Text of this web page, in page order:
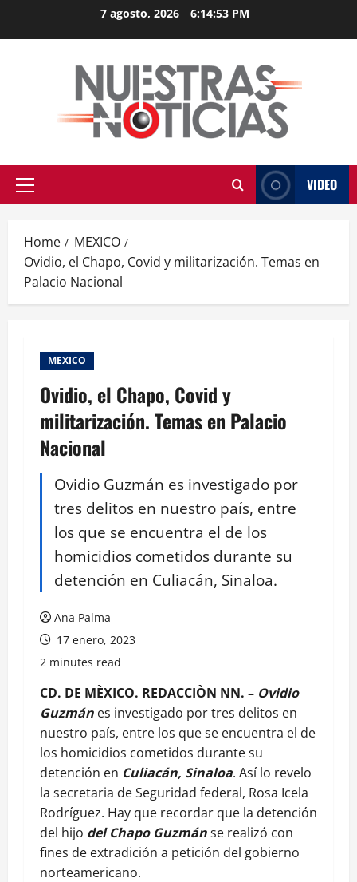
7 agosto, 2026 6:14:54 PM
Primary
VIDEO
Home
MEXICO
Ovidio, el Chapo, Covid y militarización. Temas en
Palacio Nacional
MEXICO
Ovidio, el Chapo, Covid y
militarización. Temas en Palacio
Nacional
Ovidio Guzmán es investigado por
tres delitos en nuestro país, entre
los que se encuentra el de los
homicidios cometidos durante su
detención en Culiacán, Sinaloa.
Ana Palma
17 enero, 2023
2 minutes read
CD. DE MÈXICO. REDACCIÒN NN. – Ovidio
Guzmán es investigado por tres delitos en
nuestro país, entre los que se encuentra el de
los homicidios cometidos durante su
detención en Culiacán, Sinaloa. Así lo revelo
la secretaria de Seguridad federal, Rosa Icela
Rodríguez. Hay que recordar que la detención
del hijo del Chapo Guzmánse realizó con
fines de extradición a petición del gobierno
norteamericano.